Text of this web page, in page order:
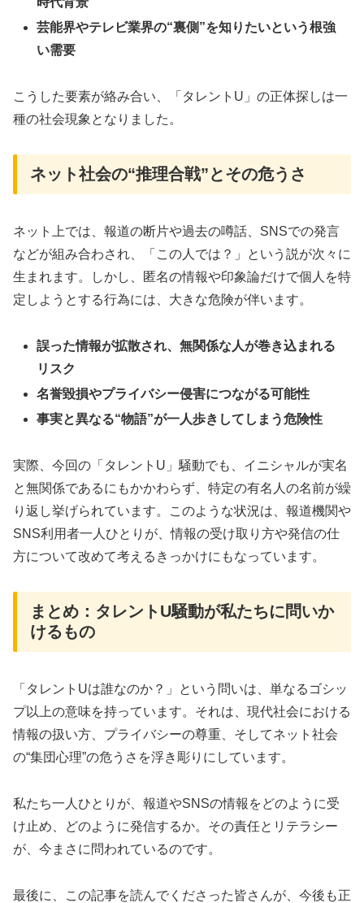
芸能界やテレビ業界の“裏側”を知りたいという根強
い需要
こうした要素が絡み合い、「タレントU」の正体探しは一
種の社会現象となりました。
ネット社会の“推理合戦”とその危うさ
ネット上では、報道の断片や過去の噂話、SNSでの発言
などが組み合わされ、「この人では？」という説が次々に
生まれます。しかし、匿名の情報や印象論だけで個人を特
定しようとする行為には、大きな危険が伴います。
誤った情報が拡散され、無関係な人が巻き込まれる
リスク
名誉毀損やプライバシー侵害につながる可能性
事実と異なる“物語”が一人歩きしてしまう危険性
実際、今回の「タレントU」騒動でも、イニシャルが実名
と無関係であるにもかかわらず、特定の有名人の名前が繰
り返し挙げられています。このような状況は、報道機関や
SNS利用者一人ひとりが、情報の受け取り方や発信の仕
方について改めて考えるきっかけにもなっています。
まとめ：タレントU騒動が私たちに問いか
けるもの
「タレントUは誰なのか？」という問いは、単なるゴシッ
プ以上の意味を持っています。それは、現代社会における
情報の扱い方、プライバシーの尊重、そしてネット社会
の“集団心理”の危うさを浮き彫りにしています。
私たち一人ひとりが、報道やSNSの情報をどのように受
け止め、どのように発信するか。その責任とリテラシー
が、今まさに問われているのです。
最後に、この記事を読んでくださった皆さんが、今後も正